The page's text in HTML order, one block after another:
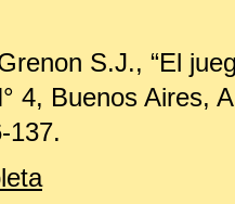
S.J., “El
4, Buenos Aires,
137.